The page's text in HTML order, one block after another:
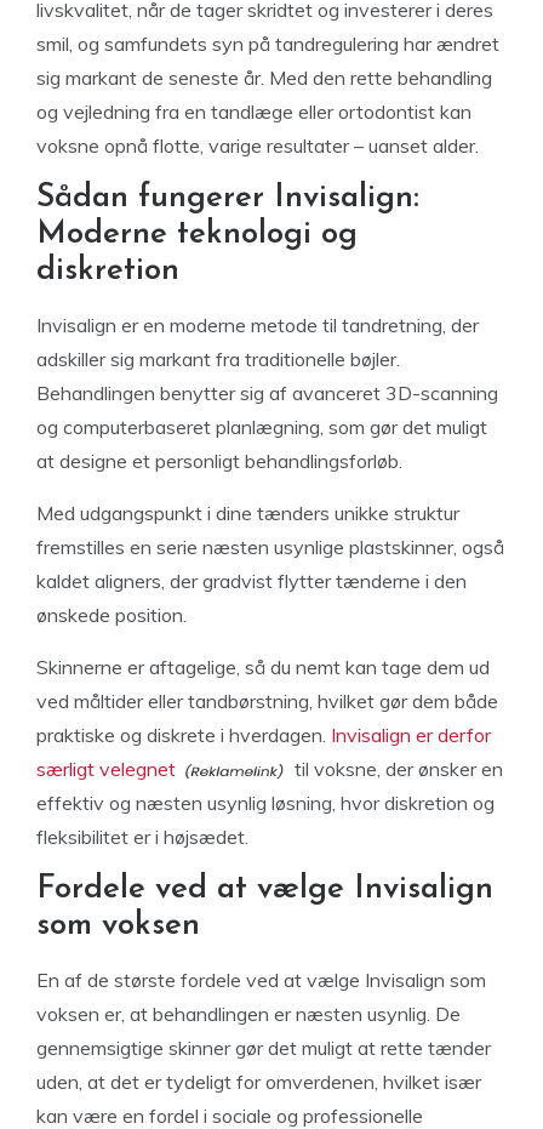
livskvalitet, når de tager skridtet og investerer i deres
smil, og samfundets syn på tandregulering har ændret
sig markant de seneste år. Med den rette behandling
og vejledning fra en tandlæge eller ortodontist kan
voksne opnå flotte, varige resultater – uanset alder.
Sådan fungerer Invisalign:
Moderne teknologi og
diskretion
Invisalign er en moderne metode til tandretning, der
adskiller sig markant fra traditionelle bøjler.
Behandlingen benytter sig af avanceret 3D-scanning
og computerbaseret planlægning, som gør det muligt
at designe et personligt behandlingsforløb.
Med udgangspunkt i dine tænders unikke struktur
fremstilles en serie næsten usynlige plastskinner, også
kaldet aligners, der gradvist flytter tænderne i den
ønskede position.
Skinnerne er aftagelige, så du nemt kan tage dem ud
ved måltider eller tandbørstning, hvilket gør dem både
praktiske og diskrete i hverdagen. Invisalign er derfor
særligt velegnet
til voksne, der ønsker en
effektiv og næsten usynlig løsning, hvor diskretion og
fleksibilitet er i højsædet.
Fordele ved at vælge Invisalign
som voksen
En af de største fordele ved at vælge Invisalign som
voksen er, at behandlingen er næsten usynlig. De
gennemsigtige skinner gør det muligt at rette tænder
uden, at det er tydeligt for omverdenen, hvilket især
kan være en fordel i sociale og professionelle